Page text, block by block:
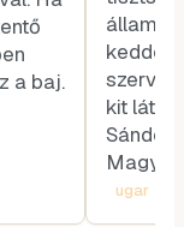
a baj.
kedden
kit
Magyar
ugar